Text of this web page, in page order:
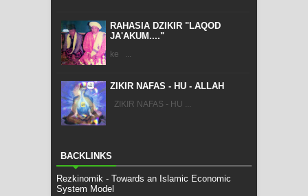
RAHASIA DZIKIR "LAQOD
JA'AKUM...."
ke ...
ZIKIR NAFAS - HU - ALLAH
ZIKIR NAFAS - HU ...
BACKLINKS
Rezkinomik - Towards an Islamic Economic
System Model